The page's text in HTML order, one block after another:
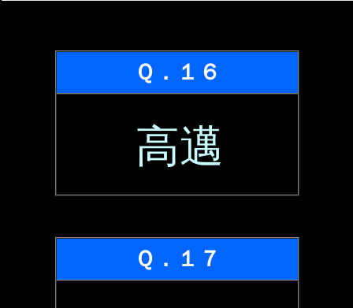
Ｑ．１６
高邁
Ｑ．１７